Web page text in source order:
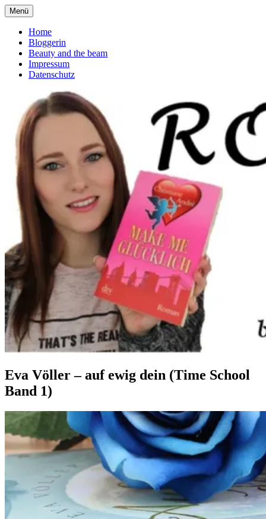
Zum
Inhalt
springen
Romanliebe
deutscher Buchblog über Romane
Menü
Home
Bloggerin
Beauty and the beam
Impressum
Datenschutz
Eva Völler – auf ewig dein (Time School
Band 1)